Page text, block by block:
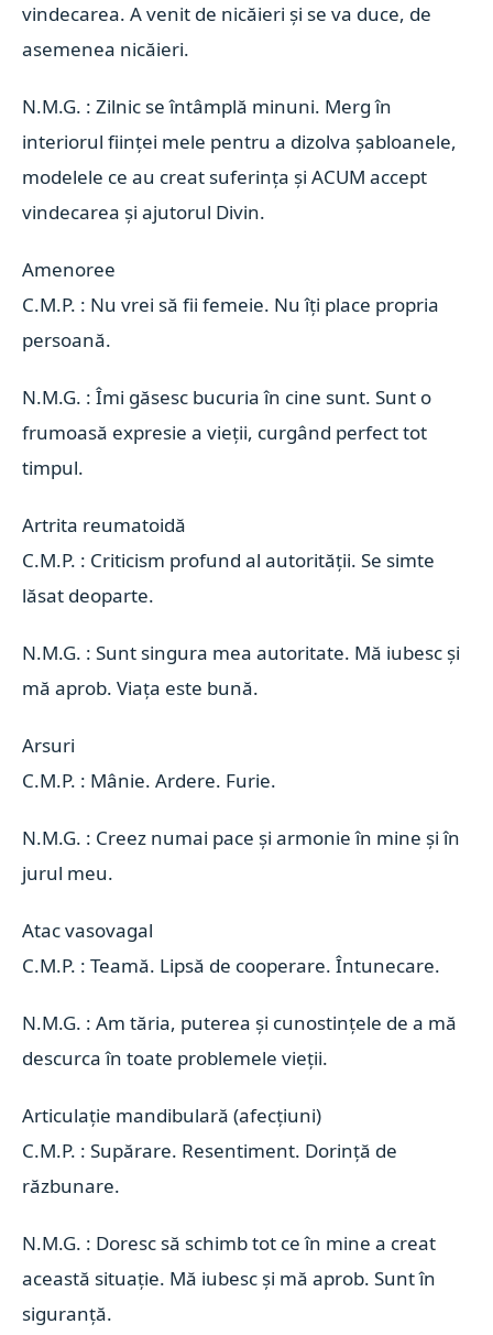
vindecarea. A venit de nicăieri și se va duce, de
asemenea nicăieri.
N.M.G. : Zilnic se întâmplă minuni. Merg în
interiorul ființei mele pentru a dizolva șabloanele,
modelele ce au creat suferința și ACUM accept
vindecarea și ajutorul Divin.
Amenoree
C.M.P. : Nu vrei să fii femeie. Nu îți place propria
persoană.
N.M.G. : Îmi găsesc bucuria în cine sunt. Sunt o
frumoasă expresie a vieții, curgând perfect tot
timpul.
Artrita reumatoidă
C.M.P. : Criticism profund al autorității. Se simte
lăsat deoparte.
N.M.G. : Sunt singura mea autoritate. Mă iubesc și
mă aprob. Viața este bună.
Arsuri
C.M.P. : Mânie. Ardere. Furie.
N.M.G. : Creez numai pace și armonie în mine și în
jurul meu.
Atac vasovagal
C.M.P. : Teamă. Lipsă de cooperare. Întunecare.
N.M.G. : Am tăria, puterea și cunostințele de a mă
descurca în toate problemele vieții.
Articulație mandibulară (afecțiuni)
C.M.P. : Supărare. Resentiment. Dorință de
răzbunare.
N.M.G. : Doresc să schimb tot ce în mine a creat
această situație. Mă iubesc și mă aprob. Sunt în
siguranță.